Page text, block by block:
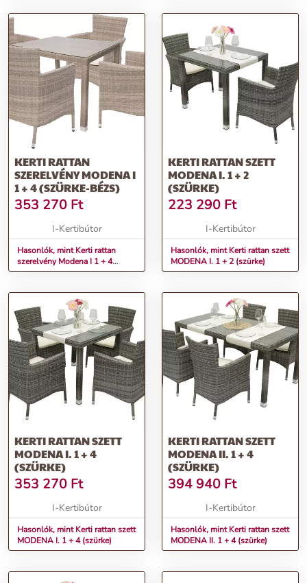
KERTI RATTAN
SZERELVÉNY MODENA I
1 + 4 (SZÜRKE-BÉZS)
353 270 Ft
I-Kertibútor
Hasonlók, mint Kerti rattan
szerelvény Modena I 1 + 4
(szürke-bézs)
KERTI RATTAN SZETT
MODENA I. 1 + 2
(SZÜRKE)
223 290 Ft
I-Kertibútor
Hasonlók, mint Kerti rattan szett
MODENA I. 1 + 2 (szürke)
KERTI RATTAN SZETT
MODENA I. 1 + 4
(SZÜRKE)
353 270 Ft
I-Kertibútor
Hasonlók, mint Kerti rattan szett
MODENA I. 1 + 4 (szürke)
KERTI RATTAN SZETT
MODENA II. 1 + 4
(SZÜRKE)
394 940 Ft
I-Kertibútor
Hasonlók, mint Kerti rattan szett
MODENA II. 1 + 4 (szürke)